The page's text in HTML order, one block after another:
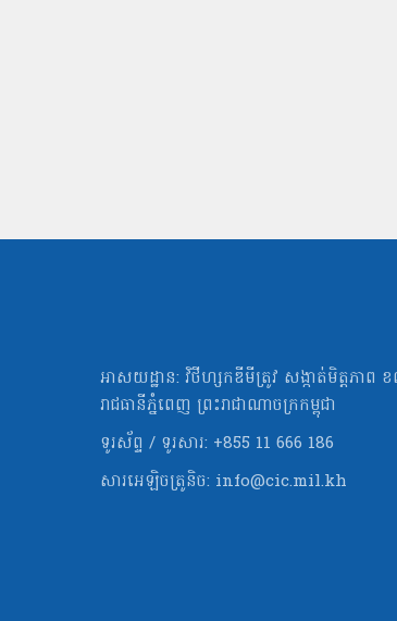
អាសយដ្ឋាន: វិថីហ្សកឌីមីត្រូវ សង្កាត់មិត្ដភាព
រាជធានីភ្នំពេញ ព្រះរាជាណាចក្រកម្ពុជា
ទូរស័ព្ទ / ទូរសារ: +855 11 666 186
សារអេឡិចត្រូនិច: info@cic.mil.kh